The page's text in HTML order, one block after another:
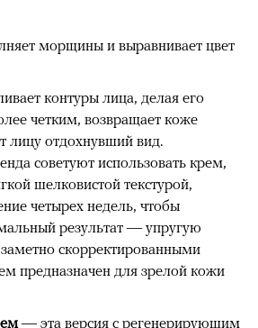
морщины и выравнивает цвет
контуры лица, делая его
четким, возвращает коже
лицу отдохнувший вид.
советуют использовать крем,
шелковистой текстурой,
четырех недель, чтобы
результат — упругую
скорректированными
предназначен для зрелой кожи
— эта версия с регенерирующим